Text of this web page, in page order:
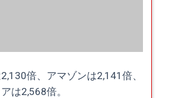
倍、アマゾンは2,141倍、
は2,568倍。